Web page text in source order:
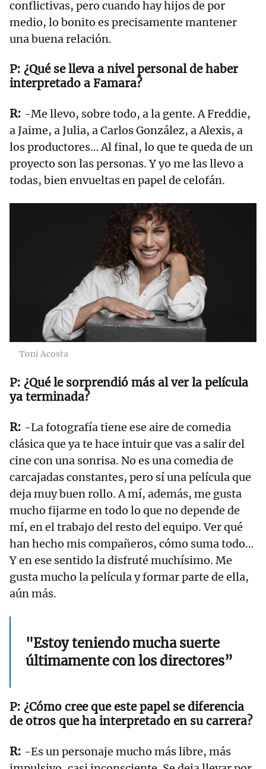
conflictivas, pero cuando hay hijos de por
medio, lo bonito es precisamente mantener
una buena relación.
¿Qué se lleva a nivel personal de haber
interpretado a Famara?
-Me llevo, sobre todo, a la gente. A Freddie,
a Jaime, a Julia, a Carlos González, a Alexis, a
los productores… Al final, lo que te queda de un
proyecto son las personas. Y yo me las llevo a
todas, bien envueltas en papel de celofán.
Toni Acosta
¿Qué le sorprendió más al ver la película
ya terminada?
-La fotografía tiene ese aire de comedia
clásica que ya te hace intuir que vas a salir del
cine con una sonrisa. No es una comedia de
carcajadas constantes, pero sí una película que
deja muy buen rollo. A mí, además, me gusta
mucho fijarme en todo lo que no depende de
mí, en el trabajo del resto del equipo. Ver qué
han hecho mis compañeros, cómo suma todo…
Y en ese sentido la disfruté muchísimo. Me
gusta mucho la película y formar parte de ella,
aún más.
"Estoy teniendo mucha suerte
últimamente con los directores”
¿Cómo cree que este papel se diferencia
de otros que ha interpretado en su carrera?
-Es un personaje mucho más libre, más